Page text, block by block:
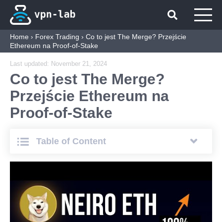
Home › Forex Trading › Co to jest The Merge? Przejście
Ethereum na Proof-of-Stake
Last updated: November 21, 2024
Co to jest The Merge?
Przejście Ethereum na
Proof-of-Stake
Table of Сontent